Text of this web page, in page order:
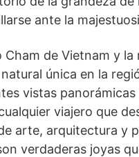
ante la
Cham de Vietnam y
única en la
vistas
viajero que
arte, arquitectura y
verdaderas joyas